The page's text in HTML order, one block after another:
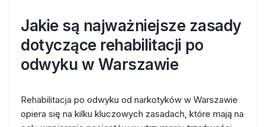
Jakie są najważniejsze zasady
dotyczące rehabilitacji po
odwyku w Warszawie
Rehabilitacja po odwyku od narkotyków w Warszawie
opiera się na kilku kluczowych zasadach, które mają na